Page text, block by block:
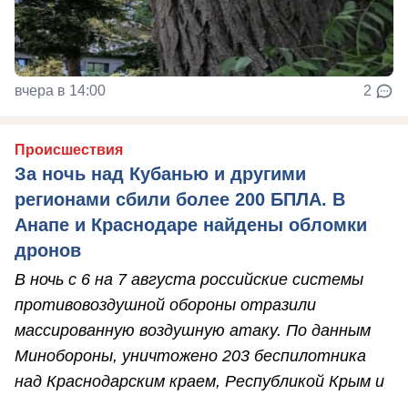
вчера в 14:00 2
Происшествия
За ночь над Кубанью и другими
регионами сбили более 200 БПЛА. В
Анапе и Краснодаре найдены обломки
дронов
В ночь с 6 на 7 августа российские системы
противовоздушной обороны отразили
массированную воздушную атаку. По данным
Минобороны, уничтожено 203 беспилотника
над Краснодарским краем, Республикой Крым и